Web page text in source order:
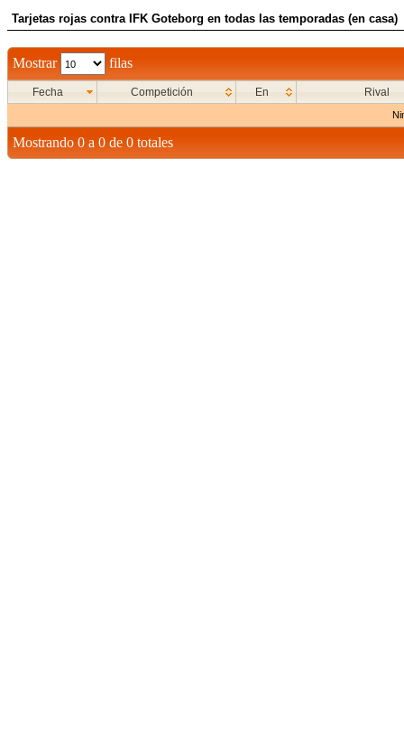
Tarjetas rojas contra IFK Goteborg en todas las temporadas (en casa)
Mostrar filas
Fecha Competición En Rival
Mostrando 0 a 0 de 0 totales